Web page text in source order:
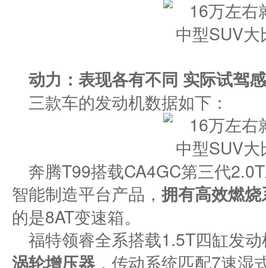
动力：表现各有不同 实际试驾
三款车的发动机数据如下：
奔腾T99搭载CA4GC第三代
智能制造平台产品， 拥有高效燃
的是8AT变速箱。
福特领睿全系搭载1.5T四缸发
涡轮增压器 ，传动系统匹配7速湿